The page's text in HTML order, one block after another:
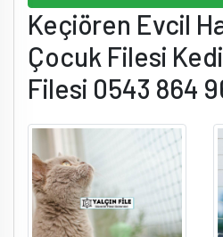
Keçiören Evcil
Çocuk Filesi
Filesi 0543 864